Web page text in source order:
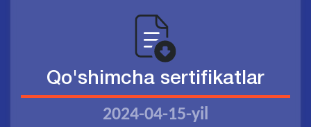
Qo'shimcha sertifikatlar
2024-04-15-yil